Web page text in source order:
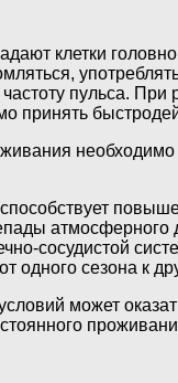
клетки
пульса.
атмосферного
сосудистой
одного сезона к
может